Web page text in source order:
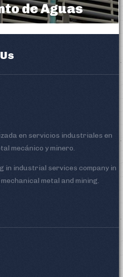
de Aguas
Treatment
en servicios industriales en
mecánico y minero.
in industrial services company in
metal and mining.